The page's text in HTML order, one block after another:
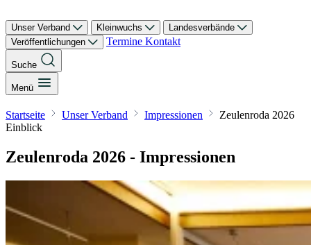
Unser Verband Kleinwuchs
Landesverbände
Veröffentlichungen
Termine Kontakt
Suche
Menü
Startseite Unser Verband Impressionen
Zeulenroda 2026
Einblick
Zeulenroda 2026 - Impressionen